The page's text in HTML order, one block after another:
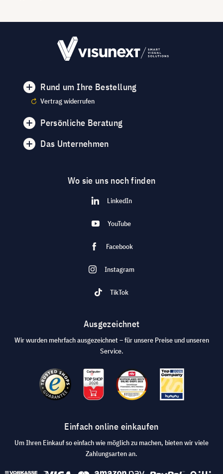
Rund um Ihre Bestellung
Vertrag widerrufen
Persönliche Beratung
Das Unternehmen
Wo sie uns noch finden
LinkedIn
YouTube
Facebook
Instagram
TikTok
Ausgezeichnet
Wir wurden mehrfach ausgezeichnet – für unsere Preise und unseren
Service.
Einfach online einkaufen
Um Ihren Einkauf so einfach wie möglich zu machen, bieten wir viele
Zahlungsarten an.